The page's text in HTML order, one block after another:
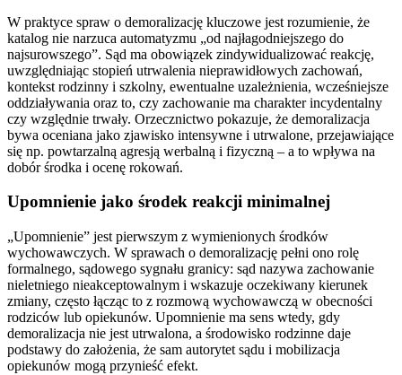
W praktyce spraw o demoralizację kluczowe jest rozumienie, że
katalog nie narzuca automatyzmu „od najłagodniejszego do
najsurowszego”. Sąd ma obowiązek zindywidualizować reakcję,
uwzględniając stopień utrwalenia nieprawidłowych zachowań,
kontekst rodzinny i szkolny, ewentualne uzależnienia, wcześniejsze
oddziaływania oraz to, czy zachowanie ma charakter incydentalny
czy względnie trwały. Orzecznictwo pokazuje, że demoralizacja
bywa oceniana jako zjawisko intensywne i utrwalone, przejawiające
się np. powtarzalną agresją werbalną i fizyczną – a to wpływa na
dobór środka i ocenę rokowań.
Upomnienie jako środek reakcji minimalnej
„Upomnienie” jest pierwszym z wymienionych środków
wychowawczych. W sprawach o demoralizację pełni ono rolę
formalnego, sądowego sygnału granicy: sąd nazywa zachowanie
nieletniego nieakceptowalnym i wskazuje oczekiwany kierunek
zmiany, często łącząc to z rozmową wychowawczą w obecności
rodziców lub opiekunów. Upomnienie ma sens wtedy, gdy
demoralizacja nie jest utrwalona, a środowisko rodzinne daje
podstawy do założenia, że sam autorytet sądu i mobilizacja
opiekunów mogą przynieść efekt.